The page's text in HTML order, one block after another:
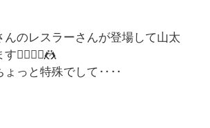
んのレスラーさんが登場して山太
🤼‍♂️🤼‍♀️🤼
ょっと特殊でして‥‥